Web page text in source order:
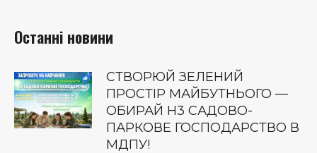
Останні новини
СТВОРЮЙ ЗЕЛЕНИЙ
ПРОСТІР МАЙБУТНЬОГО —
ОБИРАЙ Н3 САДОВО-
ПАРКОВЕ ГОСПОДАРСТВО В
МДПУ!